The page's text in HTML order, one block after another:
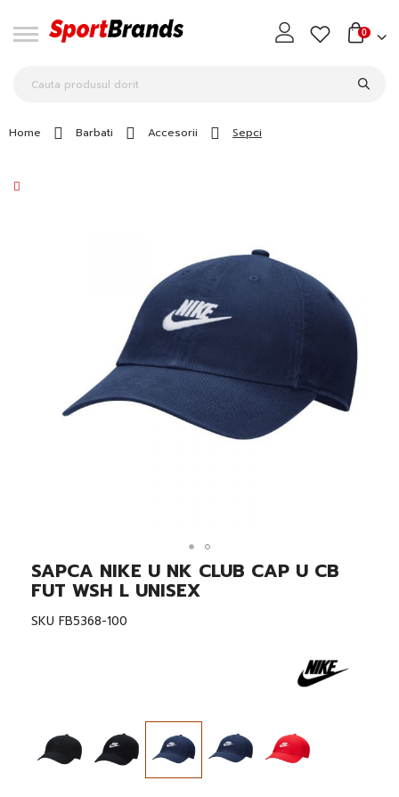
0
Home Barbati Accesorii Sepci
Skip
to
the
beginning
of
SAPCA NIKE U NK CLUB CAP U CB
FUT WSH L UNISEX
SKU FB5368-100